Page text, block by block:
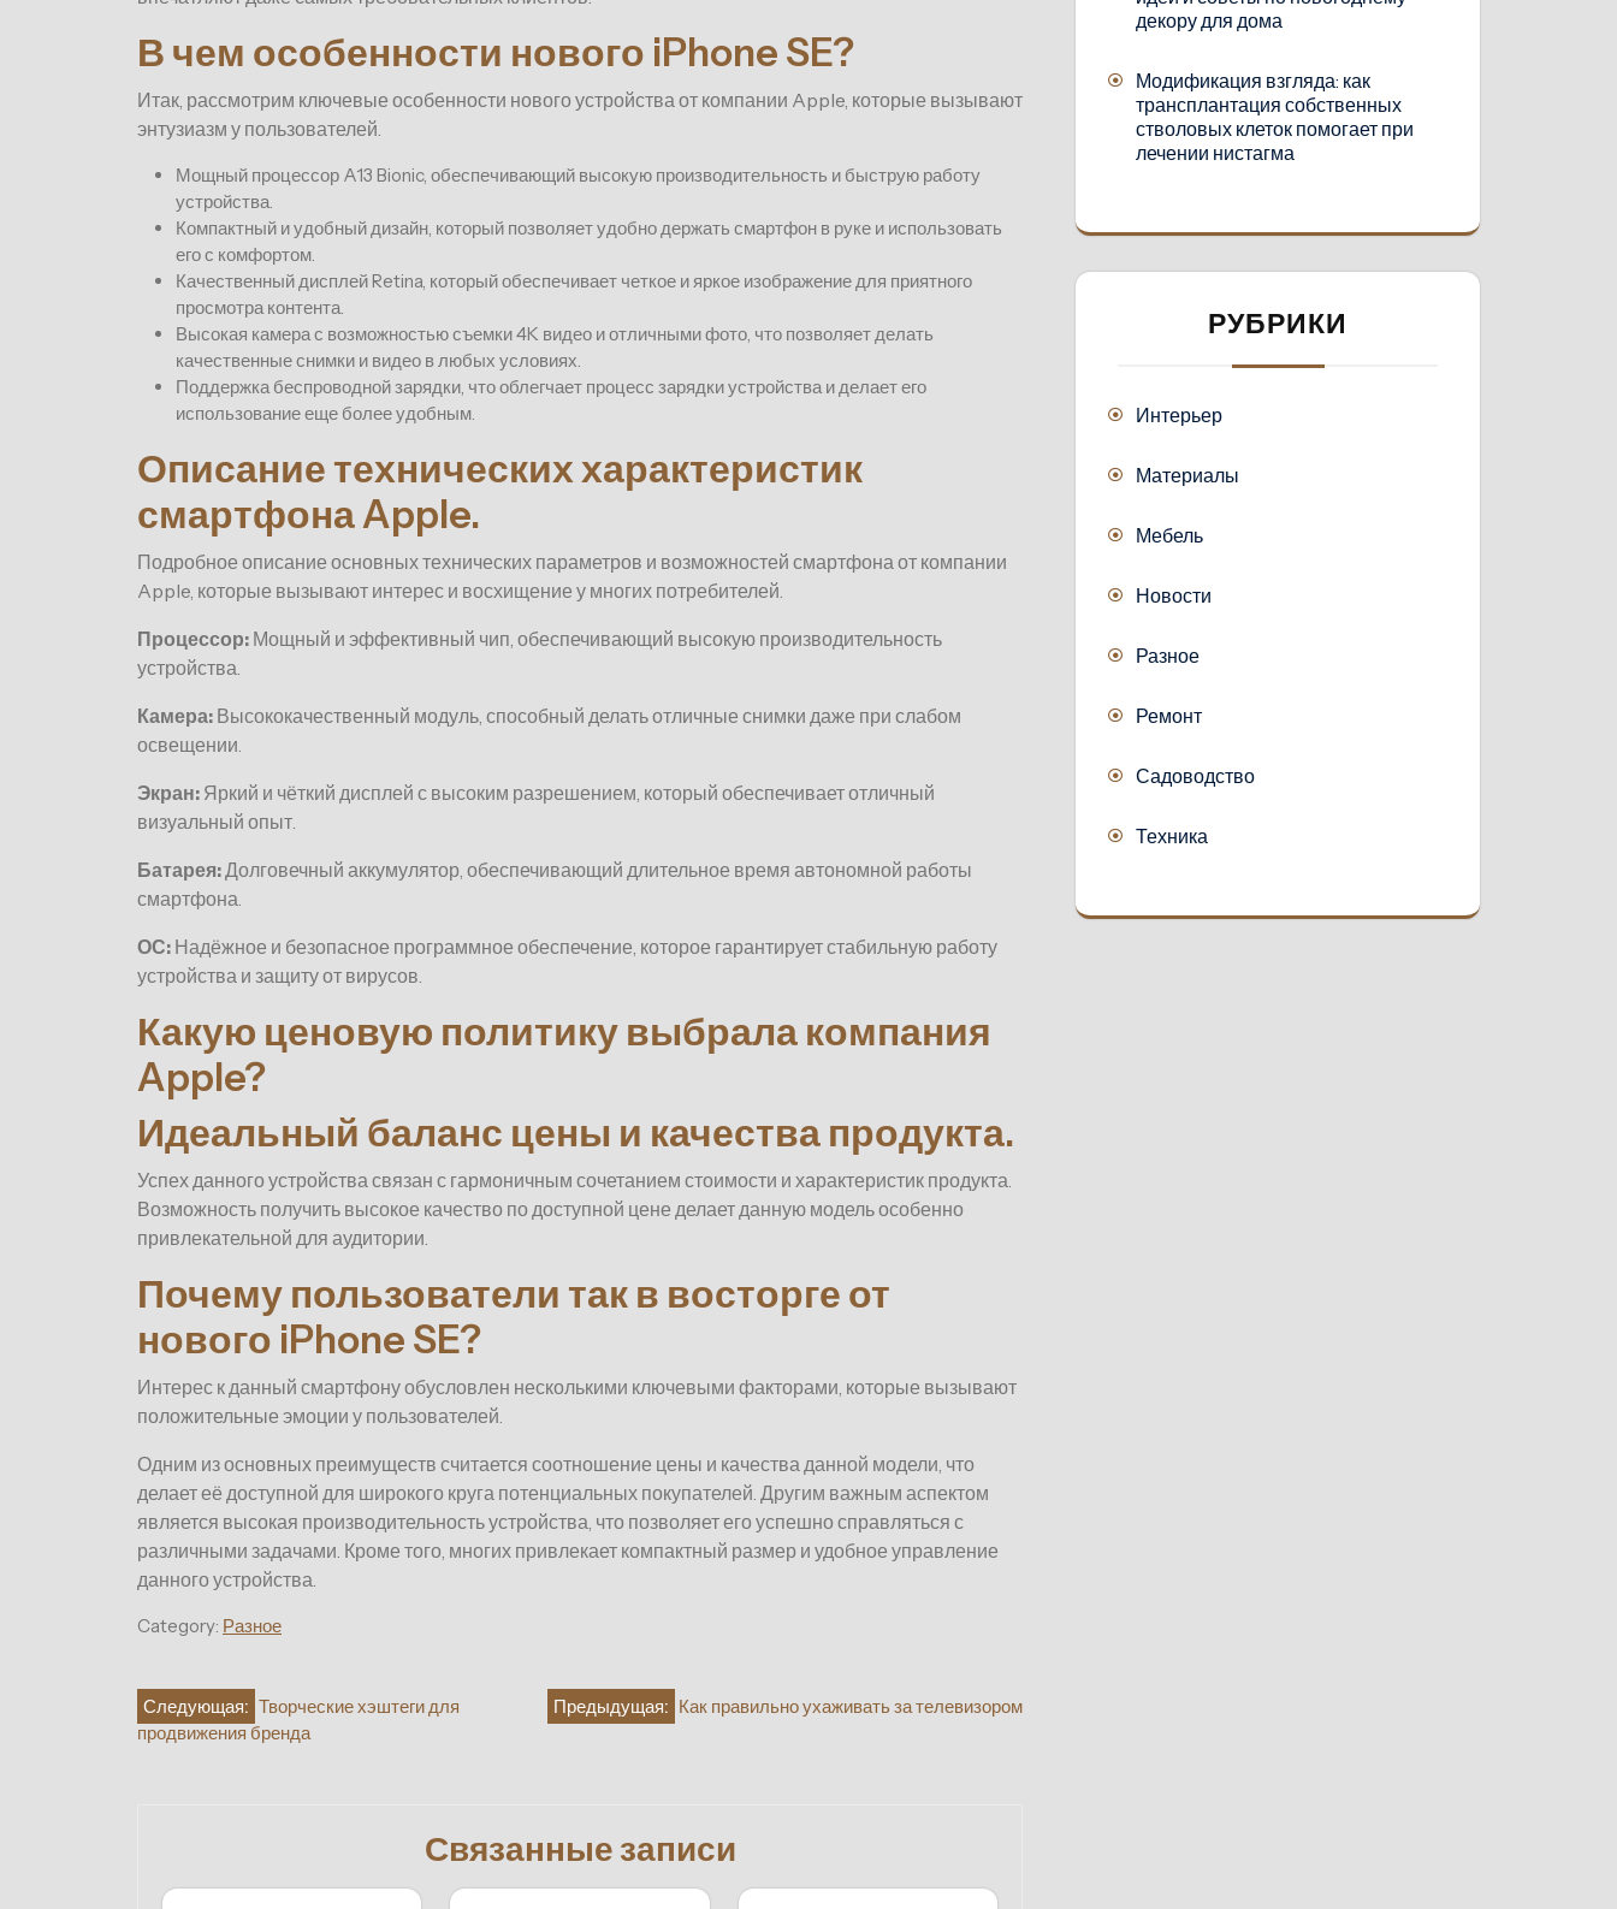
В чем особенности нового iPhone SE?
Итак, рассмотрим ключевые особенности нового устройства от компании Apple, которые вызывают
энтузиазм у пользователей.
Мощный процессор A13 Bionic, обеспечивающий высокую производительность и быструю работу
устройства.
Компактный и удобный дизайн, который позволяет удобно держать смартфон в руке и использовать
его с комфортом.
Качественный дисплей Retina, который обеспечивает четкое и яркое изображение для приятного
просмотра контента.
Высокая камера с возможностью съемки 4K видео и отличными фото, что позволяет делать
качественные снимки и видео в любых условиях.
Поддержка беспроводной зарядки, что облегчает процесс зарядки устройства и делает его
использование еще более удобным.
Описание технических характеристик
смартфона Apple.
Подробное описание основных технических параметров и возможностей смартфона от компании
Apple, которые вызывают интерес и восхищение у многих потребителей.
Процессор: Мощный и эффективный чип, обеспечивающий высокую производительность
устройства.
Камера: Высококачественный модуль, способный делать отличные снимки даже при слабом
освещении.
Экран: Яркий и чёткий дисплей с высоким разрешением, который обеспечивает отличный
визуальный опыт.
Батарея:Долговечный аккумулятор, обеспечивающий длительное время автономной работы
смартфона.
ОС: Надёжное и безопасное программное обеспечение, которое гарантирует стабильную работу
устройства и защиту от вирусов.
Какую ценовую политику выбрала компания
Apple?
Идеальный баланс цены и качества продукта.
Успех данного устройства связан с гармоничным сочетанием стоимости и характеристик продукта.
Возможность получить высокое качество по доступной цене делает данную модель особенно
привлекательной для аудитории.
Почему пользователи так в восторге от
нового iPhone SE?
Интерес к данный смартфону обусловлен несколькими ключевыми факторами, которые вызывают
положительные эмоции у пользователей.
Одним из основных преимуществ считается соотношение цены и качества данной модели, что
делает её доступной для широкого круга потенциальных покупателей. Другим важным аспектом
является высокая производительность устройства, что позволяет его успешно справляться с
различными задачами. Кроме того, многих привлекает компактный размер и удобное управление
данного устройства.
Category: Разное
Навигация
Предыдущая: Как правильно ухаживать за телевизором
Следующая: Творческие хэштеги для
продвижения бренда
Связанные записи
декору для дома
Модификация взгляда: как
трансплантация собственных
стволовых клеток помогает при
лечении нистагма
РУБРИКИ
Интерьер
Материалы
Мебель
Новости
Разное
Ремонт
Садоводство
Техника